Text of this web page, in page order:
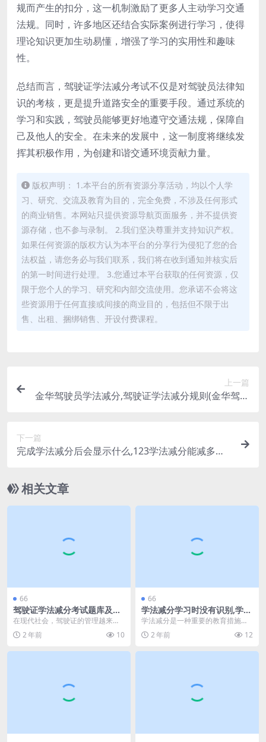
规而产生的扣分，这一机制激励了更多人主动学习交通
法规。同时，许多地区还结合实际案例进行学习，使得
理论知识更加生动易懂，增强了学习的实用性和趣味
性。
总结而言，驾驶证学法减分考试不仅是对驾驶员法律知
识的考核，更是提升道路安全的重要手段。通过系统的
学习和实践，驾驶员能够更好地遵守交通法规，保障自
己及他人的安全。在未来的发展中，这一制度将继续发
挥其积极作用，为创建和谐交通环境贡献力量。
版权声明： 1.本平台的所有资源分享活动，均以个人学
习、研究、交流及教育为目的，完全免费，不涉及任何形式
的商业销售。本网站只提供资源导航页面服务，并不提供资
源存储，也不参与录制。 2.我们坚决尊重并支持知识产权。
如果任何资源的版权方认为本平台的分享行为侵犯了您的合
法权益，请您务必与我们联系，我们将在收到通知并核实后
的第一时间进行处理。 3.您通过本平台获取的任何资源，仅
限于您个人的学习、研究和内部交流使用。您承诺不会将这
些资源用于任何直接或间接的商业目的，包括但不限于出
售、出租、捆绑销售、开设付费课程。
上一篇
金华驾驶员学法减分,驾驶证学法减分规则(金华驾照
下一篇
完成学法减分后会显示什么,123学法减分能减多少
相关文章
66
驾驶证学法减分考试题库及答
案,完成学法减分后会显示什么
(驾驶证学法减分答案大全)
在现代社会，驾驶证的管理越来越
严格，而学法减分考试作为一种新
兴的减分方式，受到越...
2 年前 10
66
学法减分学习时没有识别,学法
减分在那(学法减分)
学法减分是一种重要的教育措施，
旨在鼓励学生养成良好的学习习惯
和行为规范。然而，在...
2 年前 12